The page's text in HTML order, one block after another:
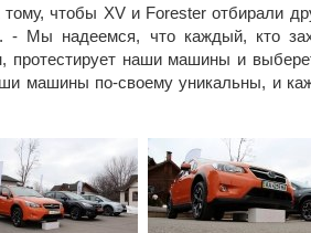
чтобы XV и Forester отбирали
- Мы надеемся, что каждый, кто
протестирует наши машины и
машины по-своему уникальны, и